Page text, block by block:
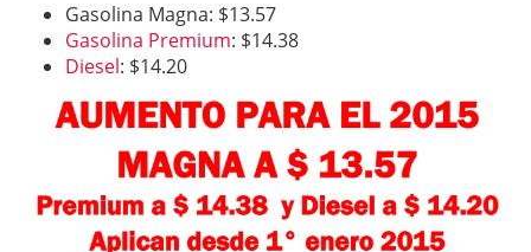
Gasolina Magna: $13.57
Gasolina Premium: $14.38
Diesel: $14.20